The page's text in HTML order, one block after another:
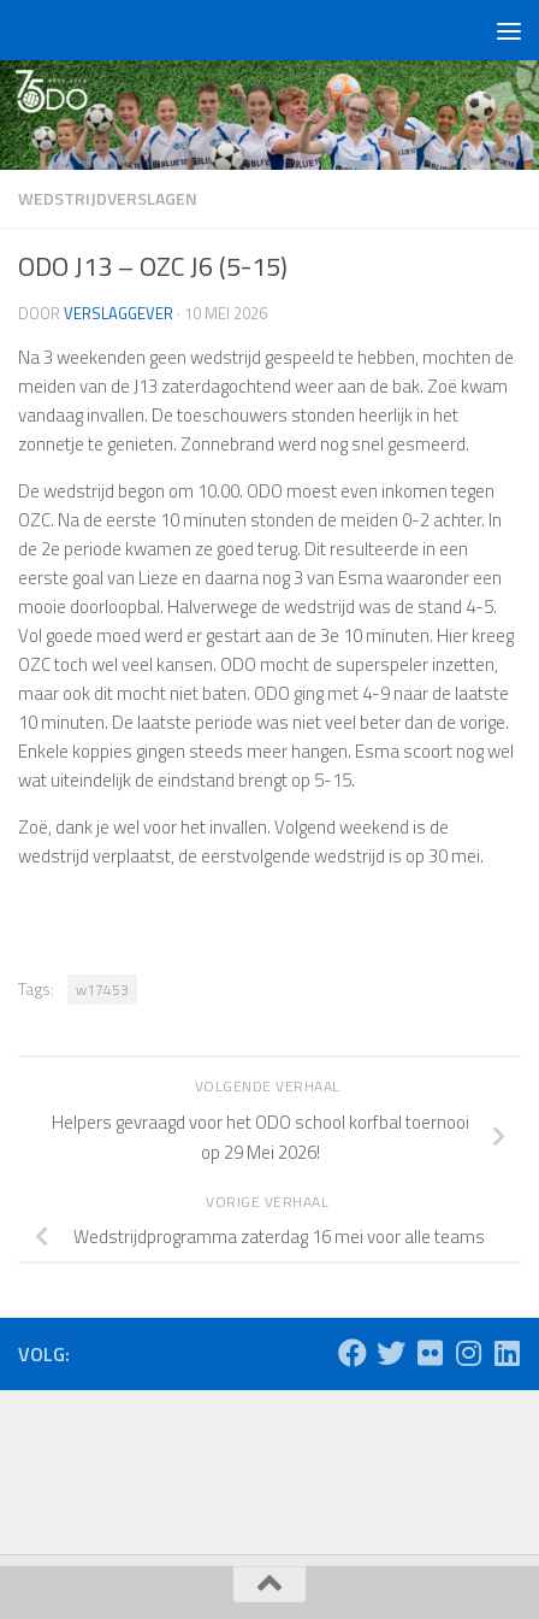
WEDSTRIJDVERSLAGEN
ODO J13 – OZC J6 (5-15)
DOOR VERSLAGGEVER · 10 MEI 2026
Na 3 weekenden geen wedstrijd gespeeld te hebben, mochten de
meiden van de J13 zaterdagochtend weer aan de bak. Zoë kwam
vandaag invallen. De toeschouwers stonden heerlijk in het
zonnetje te genieten. Zonnebrand werd nog snel gesmeerd.
De wedstrijd begon om 10.00. ODO moest even inkomen tegen
OZC. Na de eerste 10 minuten stonden de meiden 0-2 achter. In
de 2e periode kwamen ze goed terug. Dit resulteerde in een
eerste goal van Lieze en daarna nog 3 van Esma waaronder een
mooie doorloopbal. Halverwege de wedstrijd was de stand 4-5.
Vol goede moed werd er gestart aan de 3e 10 minuten. Hier kreeg
OZC toch wel veel kansen. ODO mocht de superspeler inzetten,
maar ook dit mocht niet baten. ODO ging met 4-9 naar de laatste
10 minuten. De laatste periode was niet veel beter dan de vorige.
Enkele koppies gingen steeds meer hangen. Esma scoort nog wel
wat uiteindelijk de eindstand brengt op 5-15.
Zoë, dank je wel voor het invallen. Volgend weekend is de
wedstrijd verplaatst, de eerstvolgende wedstrijd is op 30 mei.
Tags: w17453
VOLGENDE VERHAAL
Helpers gevraagd voor het ODO school korfbal toernooi
op 29 Mei 2026!
VORIGE VERHAAL
Wedstrijdprogramma zaterdag 16 mei voor alle teams
VOLG: